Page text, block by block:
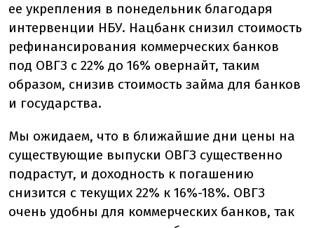
ее укрепления в понедельник благодаря
интервенции НБУ. Нацбанк снизил стоимость
рефинансирования коммерческих банков
под ОВГЗ с 22% до 16% овернайт, таким
образом, снизив стоимость займа для банков
и государства.
Мы ожидаем, что в ближайшие дни цены на
существующие выпуски ОВГЗ существенно
подрастут, и доходность к погашению
снизится с текущих 22% к 16%-18%. ОВГЗ
очень удобны для коммерческих банков, так